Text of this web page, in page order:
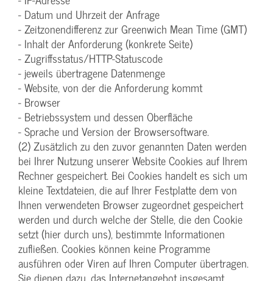
- Datum und Uhrzeit der Anfrage
- Zeitzonendifferenz zur Greenwich Mean Time (GMT)
- Inhalt der Anforderung (konkrete Seite)
- Zugriffsstatus/HTTP-Statuscode
- jeweils übertragene Datenmenge
- Website, von der die Anforderung kommt
- Browser
- Betriebssystem und dessen Oberfläche
- Sprache und Version der Browsersoftware.
(2) Zusätzlich zu den zuvor genannten Daten werden
bei Ihrer Nutzung unserer Website Cookies auf Ihrem
Rechner gespeichert. Bei Cookies handelt es sich um
kleine Textdateien, die auf Ihrer Festplatte dem von
Ihnen verwendeten Browser zugeordnet gespeichert
werden und durch welche der Stelle, die den Cookie
setzt (hier durch uns), bestimmte Informationen
zufließen. Cookies können keine Programme
ausführen oder Viren auf Ihren Computer übertragen.